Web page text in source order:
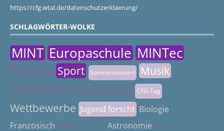
https://cfg.wtal.de/datenschutzerklaerung/
SCHLAGWÖRTER-WOLKE
MINT Europaschule MINTec
Europa Sport Sommerkonzert
Musik
Schülerlabor Astronomie CFG-Tag
Wettbewerbe Jugend forscht Biologie
Französisch CFG Sommerfest Astronomie Abitur